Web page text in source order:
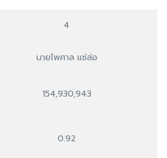
4
นายไพศาล แซ่ล่อ
154,930,943
0.92